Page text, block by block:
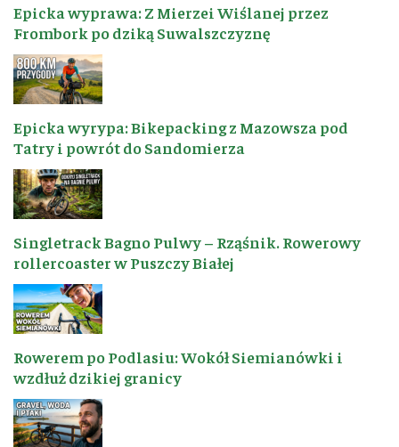
Epicka wyprawa: Z Mierzei Wiślanej przez
Frombork po dziką Suwalszczyznę
Epicka wyrypa: Bikepacking z Mazowsza pod
Tatry i powrót do Sandomierza
Singletrack Bagno Pulwy – Rząśnik. Rowerowy
rollercoaster w Puszczy Białej
Rowerem po Podlasiu: Wokół Siemianówki i
wzdłuż dzikiej granicy